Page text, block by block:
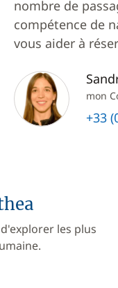
nombre de
compétence de
vous aider à
mon
+33
les plus